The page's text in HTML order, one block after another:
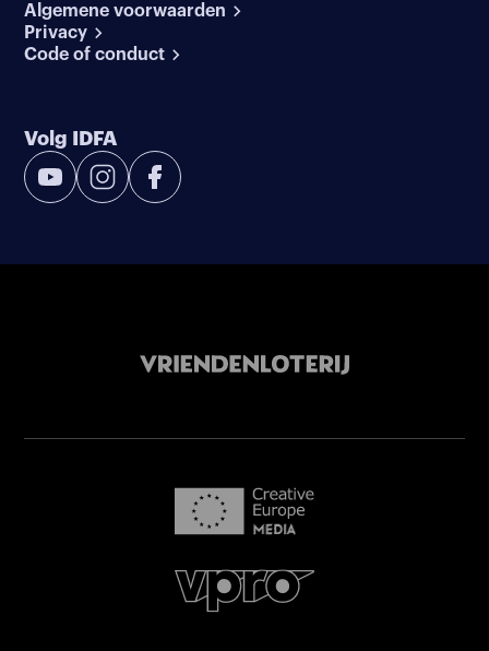
Algemene voorwaarden
Privacy
Code of conduct
Volg IDFA